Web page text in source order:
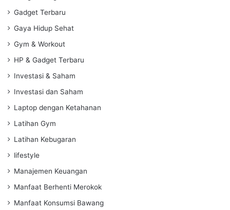
Gadget Terbaru
Gaya Hidup Sehat
Gym & Workout
HP & Gadget Terbaru
Investasi & Saham
Investasi dan Saham
Laptop dengan Ketahanan
Latihan Gym
Latihan Kebugaran
lifestyle
Manajemen Keuangan
Manfaat Berhenti Merokok
Manfaat Konsumsi Bawang